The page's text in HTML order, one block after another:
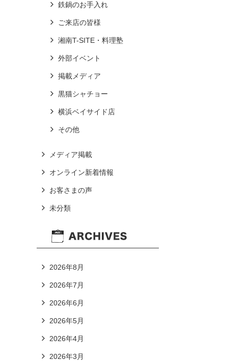
鉄鍋のお手入れ
ご来店の皆様
湘南T-SITE・料理塾
外部イベント
掲載メディア
黒猫シャチョー
横浜ベイサイド店
その他
メディア掲載
オンライン新着情報
お客さまの声
未分類
2026年8月
2026年7月
2026年6月
2026年5月
2026年4月
2026年3月